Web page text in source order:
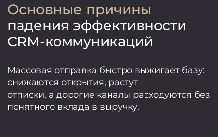
Основные причины
падения эффективности
CRM-коммуникаций
Массовая отправка быстро выжигает базу:
снижаются открытия, растут
отписки, а дорогие каналы расходуются без
понятного вклада в выручку.